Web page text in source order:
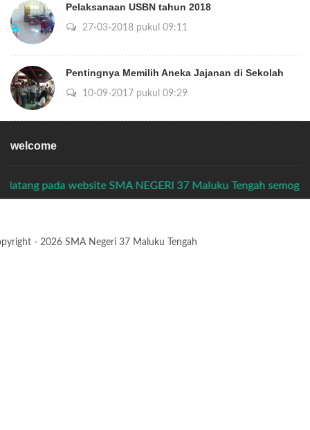
Pelaksanaan USBN tahun 2018
27-03-2018 pukul 09:11
Pentingnya Memilih Aneka Jajanan di Sekolah
10-09-2017 pukul 09:29
welcome
datang pada website SMA NEGERI 37 Maluku Tengah
- 2026 SMA Negeri 37 Maluku Tengah